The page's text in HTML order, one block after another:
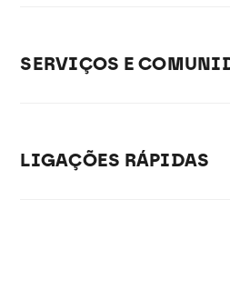
SERVIÇOS E
LIGAÇÕES RÁPIDAS